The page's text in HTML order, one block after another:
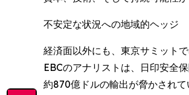
不安定な状況への地域的ヘッジ
経済面以外にも、東京サミット
EBCのアナリストは、日印安全
約870億ドルの輸出が脅かされ